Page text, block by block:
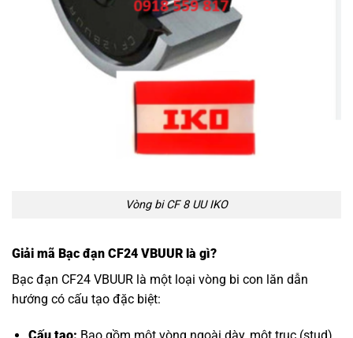
Vòng bi CF 8 UU IKO
Giải mã Bạc đạn CF24 VBUUR là gì?
Bạc đạn CF24 VBUUR là một loại vòng bi con lăn dẫn
hướng có cấu tạo đặc biệt:
Cấu tạo: Bao gồm một vòng ngoài dày, một trục (stud)